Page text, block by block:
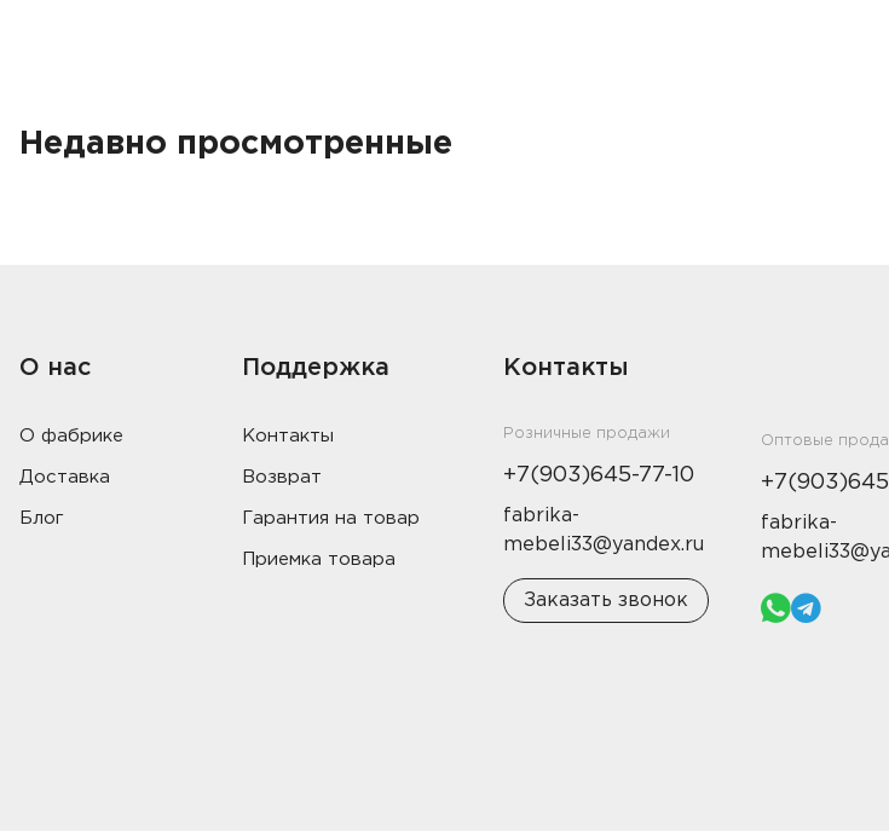
Недавно просмотренные
О нас
О фабрике
Доставка
Блог
Поддержка
Контакты
Возврат
Гарантия на товар
Приемка товара
Контакты
Розничные продажи
+7(903)645-77-10
fabrika-
mebeli33@yandex.ru
Заказать звонок
Оптовые
fabrika-